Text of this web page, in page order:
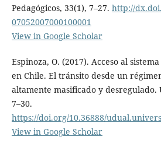
Pedagógicos, 33(1), 7–27. http://
07052007000100001
View in Google Scholar
Espinoza, O. (2017). Acceso al
en Chile. El tránsito desde un
altamente masificado y desregulado.
7–30.
https://doi.org/10.36888/
View in Google Scholar